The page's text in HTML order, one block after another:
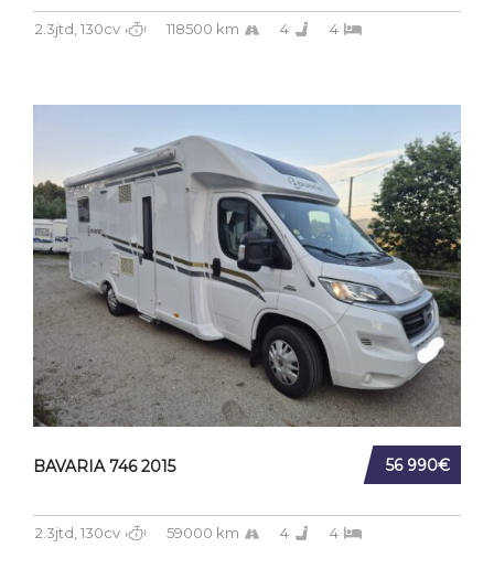
2.3jtd, 130cv 118500 km 4 4
56 990€
BAVARIA 746 2015
2.3jtd, 130cv 59000 km 4 4